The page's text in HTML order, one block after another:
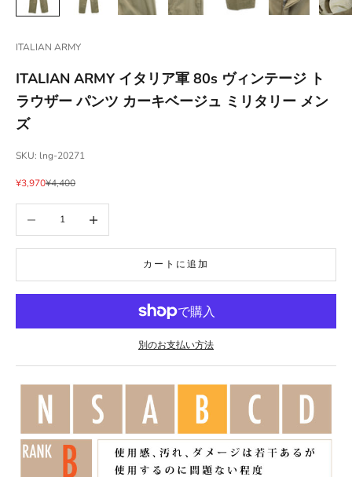
ITALIAN ARMY
ITALIAN ARMY イタリア軍 80s ヴィンテージ ト
ラウザー パンツ カーキベージュ ミリタリー メン
ズ
SKU: lng-20271
セール価格
¥3,970通常価格
¥4,400
カートに追加
別のお支払い方法